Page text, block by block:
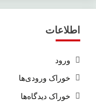
اطلاعات
ورود
خوراک ورودی‌ها
خوراک دیدگاه‌ها